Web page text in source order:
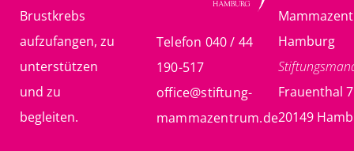
Brustkrebs
aufzufangen, zu
unterstützen
und zu
begleiten.
Telefon 040 / 44
190-517
office@stiftung-
mammazentrum.de
Hamburg
Frauenthal 7
20149